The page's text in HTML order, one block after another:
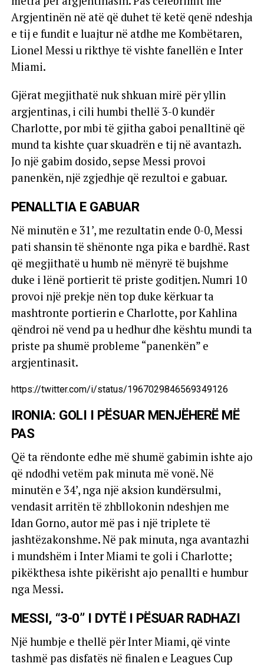
Argjentinën në atë që duhet të ketë qenë ndeshja
e tij e fundit e luajtur në atdhe me Kombëtaren,
Lionel Messi u rikthye të vishte fanellën e Inter
Miami.
Gjërat megjithatë nuk shkuan mirë për yllin
argjentinas, i cili humbi thellë 3-0 kundër
Charlotte, por mbi të gjitha gaboi penalltinë që
mund ta kishte çuar skuadrën e tij në avantazh.
Jo një gabim dosido, sepse Messi provoi
panenkën, një zgjedhje që rezultoi e gabuar.
PENALLTIA E GABUAR
Në minutën e 31’, me rezultatin ende 0-0, Messi
pati shansin të shënonte nga pika e bardhë. Rast
që megjithatë u humb në mënyrë të bujshme
duke i lënë portierit të priste goditjen. Numri 10
provoi një prekje nën top duke kërkuar ta
mashtronte portierin e Charlotte, por Kahlina
qëndroi në vend pa u hedhur dhe kështu mundi ta
priste pa shumë probleme “panenkën” e
argjentinasit.
https://twitter.com/i/status/1967029846569349126
IRONIA: GOLI I PËSUAR MENJËHERË MË
PAS
Që ta rëndonte edhe më shumë gabimin ishte ajo
që ndodhi vetëm pak minuta më vonë. Në
minutën e 34’, nga një aksion kundërsulmi,
vendasit arritën të zhbllokonin ndeshjen me
Idan Gorno, autor më pas i një triplete të
jashtëzakonshme. Në pak minuta, nga avantazhi
i mundshëm i Inter Miami te goli i Charlotte;
pikëkthesa ishte pikërisht ajo penallti e humbur
nga Messi.
MESSI, “3-0” I DYTË I PËSUAR RADHAZI
Një humbje e thellë për Inter Miami, që vinte
tashmë pas disfatës në finalen e Leagues Cup